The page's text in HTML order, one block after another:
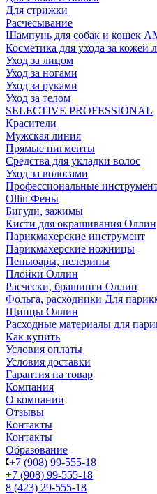
Для стрижки
Расчесывание
Шампунь для собак и кошек
Косметика для ухода за кожей
Уход за лицом
Уход за ногами
Уход за руками
Уход за телом
SELECTIVE PROFESSIONAL
Красители
Мужская линия
Прямые пигменты
Средства для укладки волос
Уход за волосами
Профессиональные
Ollin Фены
Бигуди, зажимы
Кисти для окрашивания Оллин
Парикмахерские инструмент
Парикмахерские ножницы
Пеньюары, пелерины
Плойки Оллин
Расчески, брашинги Оллин
Фольга, расходники Для
Щипцы Оллин
Расходные материалы для
Как купить
Условия оплаты
Условия доставки
Гарантия на товар
Компания
О компании
Отзывы
Контакты
Контакты
Образование
+7 (908) 99-555-18
+7 (908) 99-555-18
8 (423) 29-555-18